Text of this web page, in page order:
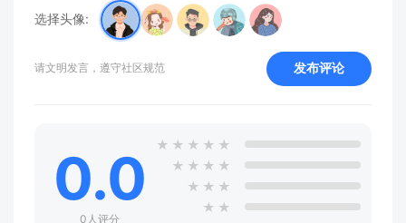
选择头像:
请文明发言，遵守社区规范 发布评论
0.0
0人评分
★ ★ ★ ★ ★
★ ★ ★ ★
★ ★ ★
★ ★